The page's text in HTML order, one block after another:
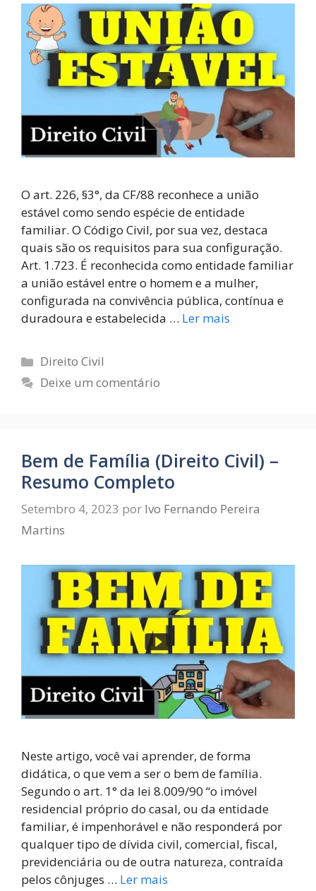
O art. 226, §3°, da CF/88 reconhece a união
estável como sendo espécie de entidade
familiar. O Código Civil, por sua vez, destaca
quais são os requisitos para sua configuração.
Art. 1.723. É reconhecida como entidade familiar
a união estável entre o homem e a mulher,
configurada na convivência pública, contínua e
duradoura e estabelecida … Ler mais
Direito Civil
Deixe um comentário
Bem de Família (Direito Civil) –
Resumo Completo
Setembro 4, 2023 por Ivo Fernando Pereira
Martins
Neste artigo, você vai aprender, de forma
didática, o que vem a ser o bem de família.
Segundo o art. 1° da lei 8.009/90 “o imóvel
residencial próprio do casal, ou da entidade
familiar, é impenhorável e não responderá por
qualquer tipo de dívida civil, comercial, fiscal,
previdenciária ou de outra natureza, contraída
pelos cônjuges … Ler mais